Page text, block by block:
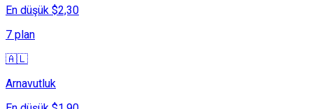
En düşük $2,30
7 plan
🇦🇱
Arnavutluk